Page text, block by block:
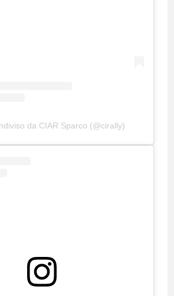
da CIAR Sparco (@cirally)